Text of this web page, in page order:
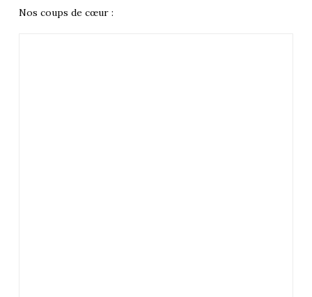
Nos coups de cœur :